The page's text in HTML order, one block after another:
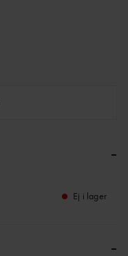
–
Ej i lager
–